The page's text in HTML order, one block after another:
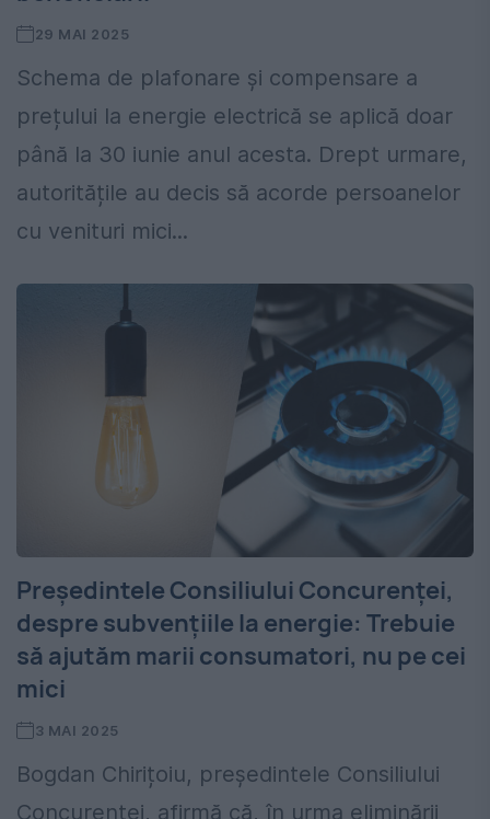
29 MAI 2025
Schema de plafonare și compensare a
prețului la energie electrică se aplică doar
până la 30 iunie anul acesta. Drept urmare,
autoritățile au decis să acorde persoanelor
cu venituri mici...
Președintele Consiliului Concurenței,
despre subvențiile la energie: Trebuie
să ajutăm marii consumatori, nu pe cei
mici
3 MAI 2025
Bogdan Chirițoiu, președintele Consiliului
Concurenței, afirmă că, în urma eliminării